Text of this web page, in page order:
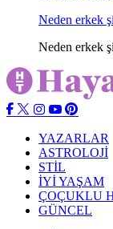
Neden erkek
Neden erkek
YAZARLAR
ASTROLOJİ
STİL
İYİ YAŞAM
ÇOÇUKLU
GÜNCEL